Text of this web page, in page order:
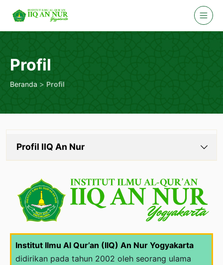
content
Profil
Beranda > Profil
Institut Ilmu Al Qur’an (IIQ) An Nur Yogyakarta
didirikan pada tahun 2002 oleh seorang ulama
Profil IIQ An Nur
Sejarah
Lambang dan Atribut